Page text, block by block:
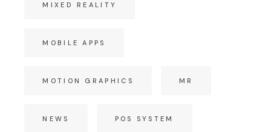
MIXED REALITY
MOBILE APPS
MOTION GRAPHICS MR
NEWS POS SYSTEM